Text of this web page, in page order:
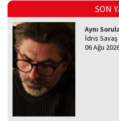
SON
Aynı
İdris Savaş
06 Ağu